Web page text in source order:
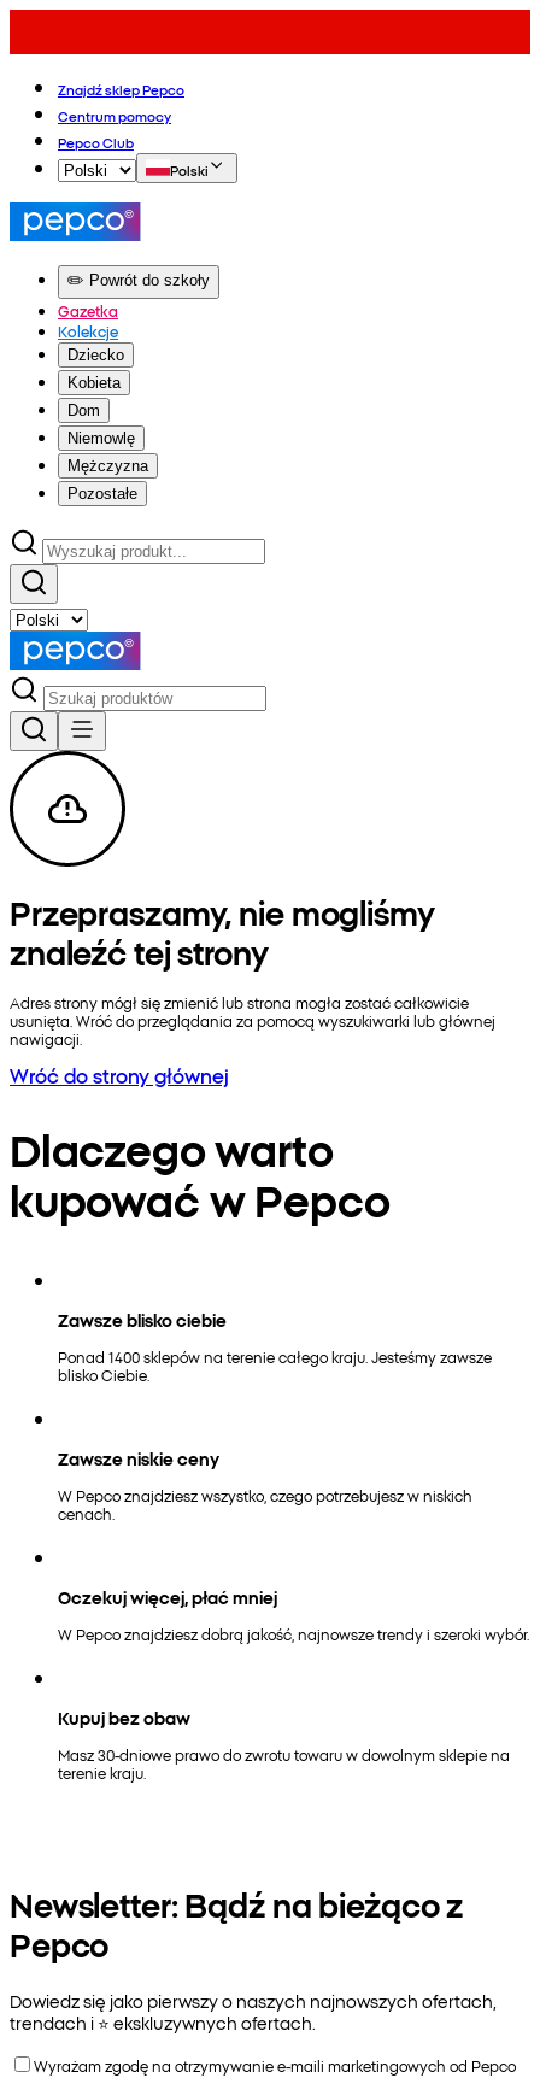
Znajdź sklep Pepco
Centrum pomocy
Pepco Club
Polski
✏️ Powrót do szkoły
Gazetka
Kolekcje
Dziecko
Kobieta
Dom
Niemowlę
Mężczyzna
Pozostałe
Przepraszamy, nie mogliśmy
znaleźć tej strony
Adres strony mógł się zmienić lub strona mogła zostać całkowicie
usunięta. Wróć do przeglądania za pomocą wyszukiwarki lub głównej
nawigacji.
Wróć do strony głównej
Dlaczego warto
kupować w Pepco
Zawsze blisko ciebie
Ponad 1400 sklepów na terenie całego kraju. Jesteśmy zawsze
blisko Ciebie.
Zawsze niskie ceny
W Pepco znajdziesz wszystko, czego potrzebujesz w niskich
cenach.
Oczekuj więcej, płać mniej
W Pepco znajdziesz dobrą jakość, najnowsze trendy i szeroki wybór.
Kupuj bez obaw
Masz 30-dniowe prawo do zwrotu towaru w dowolnym sklepie na
terenie kraju.
Newsletter: Bądź na bieżąco z
Pepco
Dowiedz się jako pierwszy o naszych najnowszych ofertach,
trendach i ⭐️ ekskluzywnych ofertach.
Wyrażam zgodę na otrzymywanie e-maili marketingowych od Pepco